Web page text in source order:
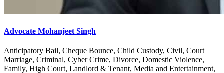
Advocate Mohanjeet Singh
Anticipatory Bail, Cheque Bounce, Child Custody, Civil, Court
Marriage, Criminal, Cyber Crime, Divorce, Domestic Violence,
Family, High Court, Landlord & Tenant, Media and Entertainment,